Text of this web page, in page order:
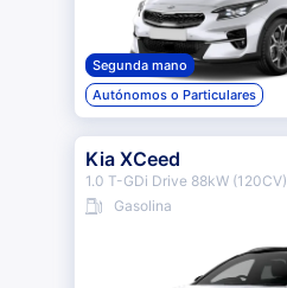
Segunda mano
Autónomos o Particulares
Kia XCeed
1.0 T-GDi Drive 88kW (120CV)
Gasolina